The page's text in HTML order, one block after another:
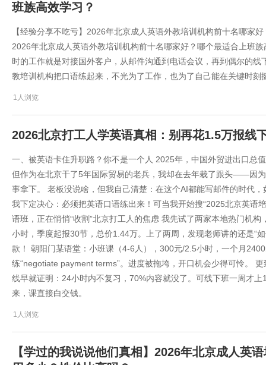
班族高效学习？
【经验分享不吃亏】2026年北京成人英语外教培训机构前十名哪家
2026年北京成人英语外教培训机构前十名哪家好？哪个最适合上班
时的工作就是对接国外客户，从邮件沟通到电话会议，再到偶尔的
教培训机构把口语练起来，不光为了工作，也为了自己能在关键时刻
1人浏览
2026北京打工人学英语真相：别再花1.5万报线
一、被英语卡住升职路？你不是一个人 2025年，中国外贸进出口总
但作为在北京干了5年国际贸易的老兵，我却在去年栽了跟头——因
事拿下。 老板没说啥，但我自己清楚：在这个AI都能写邮件的时代
我下定决心：必须把英语口语练出来！可当我开始搜“2025北京英语
语班，正在悄悄“收割”北京打工人的焦虑 我先试了两家本地热门机
小时，季度起报30节，总价1.44万。上了两周，发现老师讲的还是
款！ 朝阳门某语堂：小班课（4-6人），300元/2.5小时，一个月
练“negotiate payment terms”。进度被拖垮，开口机会少得可怜。
线早就证明：24小时内不复习，70%内容就没了。可线下班一周才
来，课直接白交钱。
1人浏览
【学过的我说说他们真相】2026年北京成人英